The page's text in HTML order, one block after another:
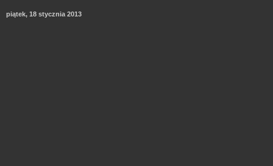
piątek, 18 stycznia 2013